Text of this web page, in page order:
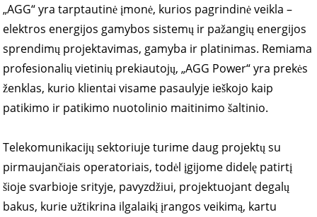
„AGG“ yra tarptautinė įmonė, kurios pagrindinė veikla –
elektros energijos gamybos sistemų ir pažangių energijos
sprendimų projektavimas, gamyba ir platinimas. Remiama
profesionalių vietinių prekiautojų, „AGG Power“ yra prekės
ženklas, kurio klientai visame pasaulyje ieškojo kaip
patikimo ir patikimo nuotolinio maitinimo šaltinio.
Telekomunikacijų sektoriuje turime daug projektų su
pirmaujančiais operatoriais, todėl įgijome didelę patirtį
šioje svarbioje srityje, pavyzdžiui, projektuojant degalų
bakus, kurie užtikrina ilgalaikį įrangos veikimą, kartu